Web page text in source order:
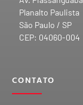
Planalto Paulista
São Paulo / SP
CEP: 04060-004
CONTATO